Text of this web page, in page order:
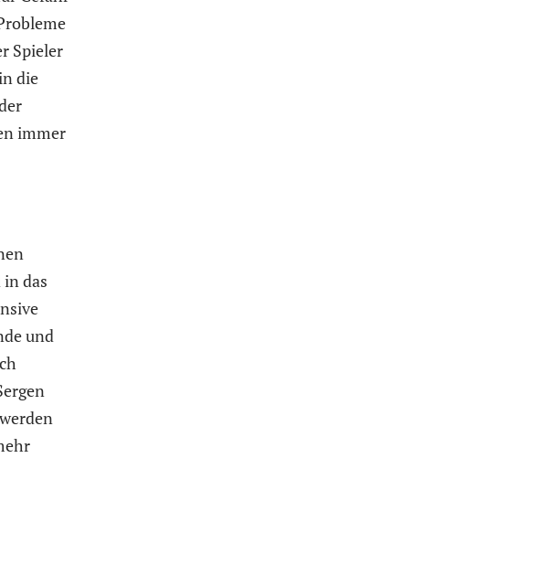
Spieler
die
immer
das
und